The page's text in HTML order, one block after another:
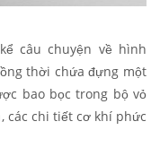
câu chuyện về hình
thời chứa đựng một
bao bọc trong bộ vỏ
các chi tiết cơ khí phức